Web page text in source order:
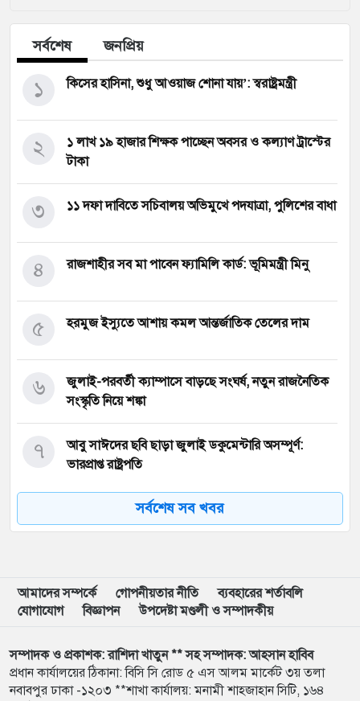
সর্বশেষ জনপ্রিয়
কিসের হাসিনা, শুধু আওয়াজ শোনা যায়’: স্বরাষ্ট্রমন্ত্রী
১
১ লাখ ১৯ হাজার শিক্ষক পাচ্ছেন অবসর ও কল্যাণ ট্রাস্টের
টাকা
২
১১ দফা দাবিতে সচিবালয় অভিমুখে পদযাত্রা, পুলিশের বাধা
৩
রাজশাহীর সব মা পাবেন ফ্যামিলি কার্ড: ভূমিমন্ত্রী মিনু
৪
হরমুজ ইস্যুতে আশায় কমল আন্তর্জাতিক তেলের দাম
৫
জুলাই-পরবর্তী ক্যাম্পাসে বাড়ছে সংঘর্ষ, নতুন রাজনৈতিক
সংস্কৃতি নিয়ে শঙ্কা
৬
আবু সাঈদের ছবি ছাড়া জুলাই ডকুমেন্টারি অসম্পূর্ণ:
ভারপ্রাপ্ত রাষ্ট্রপতি
৭
ইনফান্তিনোর বিরুদ্ধে ‘ব্ল্যাকমেইল’-এর অভিযোগ জর্ডান
ফুটবল প্রধানের
বাংলাদেশ জনরাষ্ট্র আন্দোলন’-এর আত্মপ্রকাশ, নূরের
১১
সর্বশেষ সব খবর
আমাদের সম্পর্কে গোপনীয়তার নীতি
ব্যবহারের শর্তাবলি
যোগাযোগ
বিজ্ঞাপন উপদেষ্টা মণ্ডলী ও সম্পাদকীয়
সম্পাদক ও প্রকাশক: রাশিদা খাতুন ** সহ সম্পাদক: আহসান হাবিব
প্রধান কার্যালয়ের ঠিকানা: বিসি সি রোড ৫ এস আলম মার্কেট ৩য় তলা
নবাবপুর ঢাকা -১২০৩ **শাখা কার্যালয়: মনামী শাহজাহান সিটি, ১৬৪